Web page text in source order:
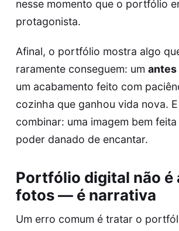
nesse momento que o portfólio
protagonista.
Afinal, o portfólio mostra algo
raramente conseguem: um antes
um acabamento feito com
cozinha que ganhou vida nova.
combinar: uma imagem bem feita
poder danado de encantar.
Portfólio digital não é
fotos — é narrativa
Um erro comum é tratar o